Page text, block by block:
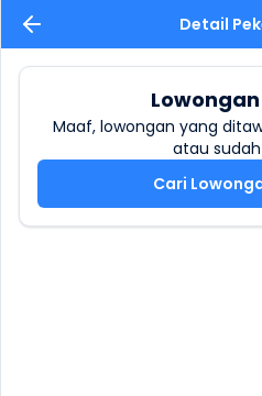
Detail
Maaf, lowongan yang
atau
Cari